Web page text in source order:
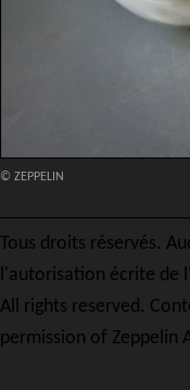
© ZEPPELIN
Tous droits réservés.
l'autorisation écrite de
All rights reserved.
permission of Zeppelin